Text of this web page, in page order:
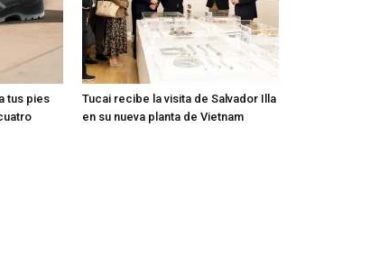
tus pies
Tucai recibe la visita de Salvador Illa
en su nueva planta de Vietnam